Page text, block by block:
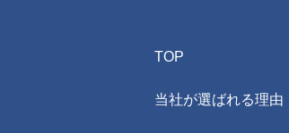
TOP
当社が選ばれる理由